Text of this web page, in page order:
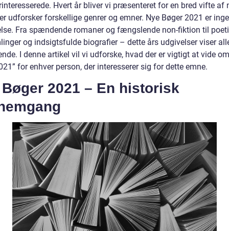
Hvert år bliver vi præsenteret for en bred vifte af
udforsker forskellige genrer og emner. Nye Bøger 2021 er
Fra spændende romaner og fængslende non-fiktion til
og indsigtsfulde biografier – dette års udgivelser viser
I denne artikel vil vi udforske, hvad der er vigtigt at vide
for enhver person, der interesserer sig for dette emne.
2021 – En historisk